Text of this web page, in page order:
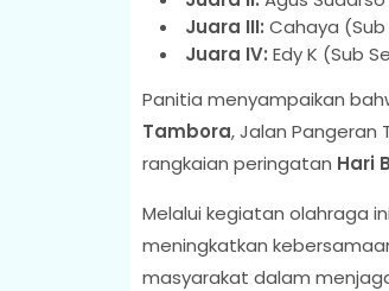
Juara III: Cahaya
Juara IV: Edy K (Sub
Panitia menyampaikan
Tambora, Jalan Pangeran
rangkaian peringatan Hari
Melalui kegiatan olahraga
meningkatkan
masyarakat dalam